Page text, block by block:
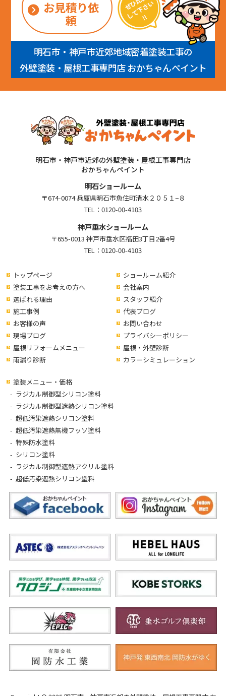
お見積り依
頼
明石市・神戸市近郊地域密着塗装工事の
外壁塗装・屋根工事専門店 おかちゃんペイント
明石市・神戸市近郊の外壁塗装・屋根工事専門店
おかちゃんペイント
明石ショールーム
〒674-0074 兵庫県明石市魚住町清水２０５１−８
TEL： 0120-00-4103
神戸垂水ショールーム
〒655-0013 神戸市垂水区福田3丁目2番4号
TEL： 0120-00-4103
トップページ
塗装工事をお考えの方へ
選ばれる理由
ショールーム紹介
会社案内
スタッフ紹介
施工事例
お客様の声
現場ブログ
代表ブログ
お問い合わせ
プライバシーポリシー
屋根リフォームメニュー
雨漏り診断
屋根・外壁診断
カラーシミュレーション
塗装メニュー・価格
ラジカル制御型シリコン塗料
ラジカル制御型遮熱シリコン塗料
超低汚染遮熱シリコン塗料
超低汚染遮熱無機フッソ塗料
特殊防水塗料
シリコン塗料
ラジカル制御型遮熱アクリル塗料
超低汚染遮熱シリコン塗料